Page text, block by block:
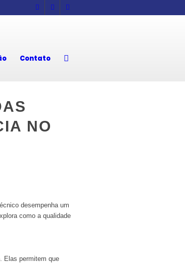
Contato
NO
desempenha um
como a qualidade
Elas permitem que